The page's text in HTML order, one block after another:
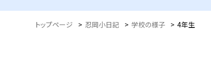
トップページ > 忍岡小日記 > 学校の様子 > 4年生